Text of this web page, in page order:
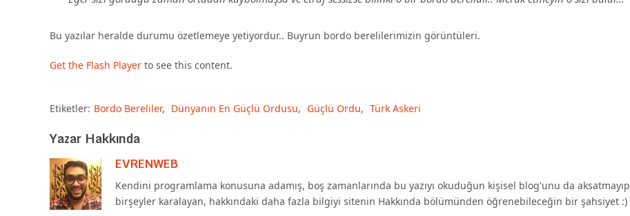
Bu yazılar heralde durumu özetlemeye yetiyordur.. Buyrun bordo berelilerimizin görüntüleri.
Get the Flash Player to see this content.
Etiketler: Bordo Bereliler, Dünyanın En Güçlü Ordusu, Güçlü Ordu, Türk Askeri
Yazar Hakkında
EVRENWEB
Kendini programlama konusuna adamış, boş zamanlarında bu yazıyı okuduğun kişisel blog'unu da aksatmayıp
birşeyler karalayan, hakkındaki daha fazla bilgiyi sitenin Hakkında bölümünden öğrenebileceğin bir şahsiyet :)